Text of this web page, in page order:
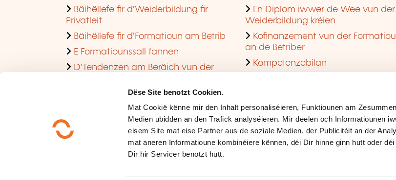
Dëse Site benotzt Cookien.
Mat Cookië kënne mir den Inhalt personaliséieren, Funktiounen am
Medien ubidden an den Trafick analyséieren. Mir deelen och Informatiounen
eisem Site mat eise Partner aus de soziale Medien, der Publicitéit an der
mat aneren Informatioune kombinéiere kënnen, déi Dir hinne ginn hutt oder
Dir hir Servicer benotzt hutt.
Bäihëllefe fir d'Weiderbildung fir
Privatleit
Bäihëllefe fir d'Formatioun am Betrib
E Formatiounssall fannen
D'Tendenzen am Beräich vun der
En Diplom iwwer de Wee vun der
Weiderbildung kréien
Kofinanzement vun der
an de Betriber
Kompetenzebilan